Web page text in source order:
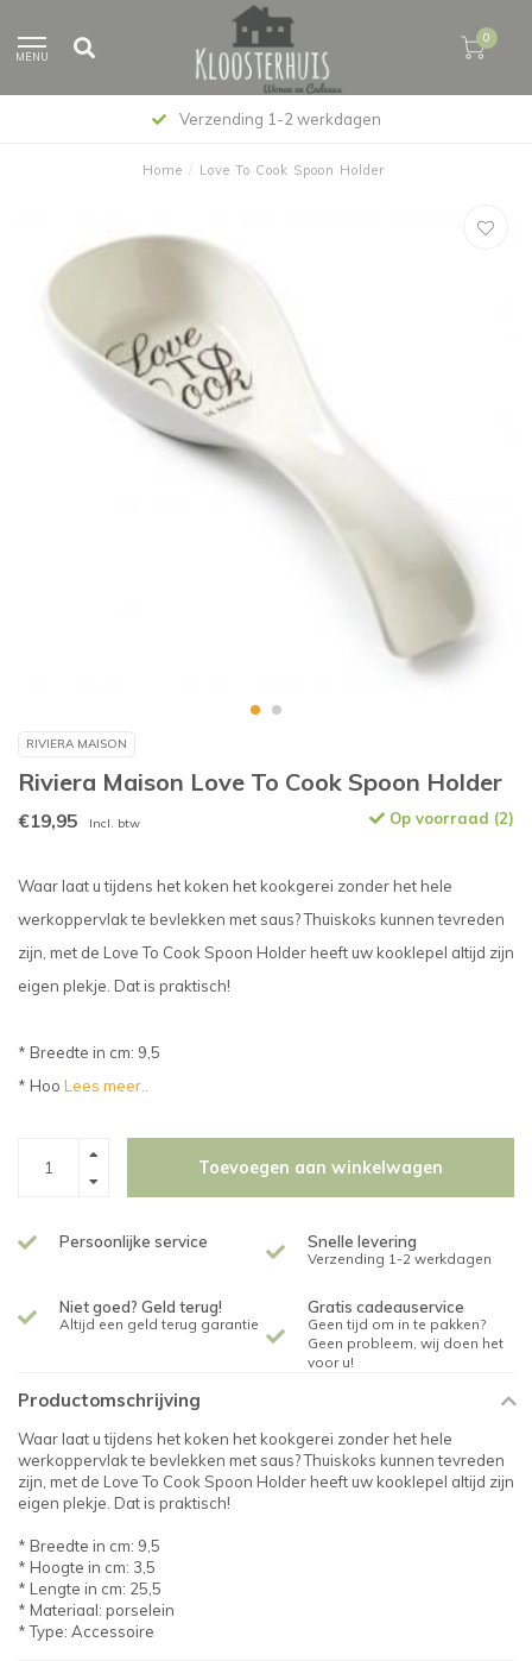
MENU
0
Verzending 1-2 werkdagen
Home / Love To Cook Spoon Holder
RIVIERA MAISON
Riviera Maison Love To Cook Spoon Holder
€19,95 Incl. btw Op voorraad (2)
Waar laat u tijdens het koken het kookgerei zonder het hele
werkoppervlak te bevlekken met saus? Thuiskoks kunnen tevreden
zijn, met de Love To Cook Spoon Holder heeft uw kooklepel altijd zijn
eigen plekje. Dat is praktisch!
* Breedte in cm: 9,5
* Hoo Lees meer..
Toevoegen aan winkelwagen
Persoonlijke service Snelle levering
Verzending 1-2 werkdagen
Niet goed? Geld terug!
Altijd een geld terug garantie
Gratis cadeauservice
Geen tijd om in te pakken?
Geen probleem, wij doen het
voor u!
Productomschrijving
Waar laat u tijdens het koken het kookgerei zonder het hele
werkoppervlak te bevlekken met saus? Thuiskoks kunnen tevreden
zijn, met de Love To Cook Spoon Holder heeft uw kooklepel altijd zijn
eigen plekje. Dat is praktisch!
* Breedte in cm: 9,5
* Hoogte in cm: 3,5
* Lengte in cm: 25,5
* Materiaal: porselein
* Type: Accessoire